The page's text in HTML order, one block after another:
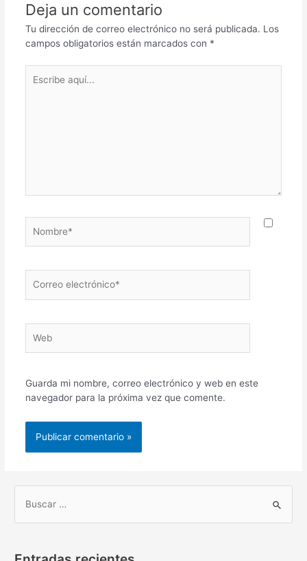
Deja un comentario
Tu dirección de correo electrónico no será publicada. Los
campos obligatorios están marcados con *
aquí...
electrónico*
Guarda mi nombre, correo electrónico y web en este
navegador para la próxima vez que comente.
u